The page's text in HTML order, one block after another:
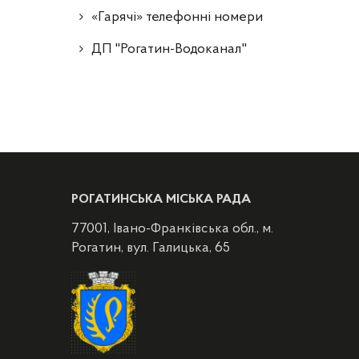
«Гарячі» телефонні номери
ДП "Рогатин-Водоканал"
РОГАТИНСЬКА МІСЬКА РАДА
77001, Івано-Франківська обл., м.
Рогатин, вул. Галицька, 65